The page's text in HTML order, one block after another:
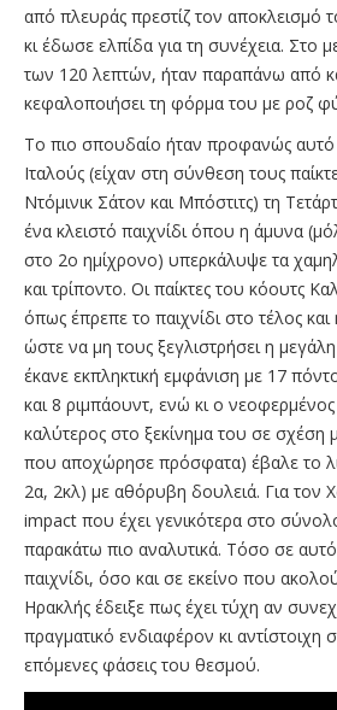
από πλευράς πρεστίζ τον αποκλεισμό
κι έδωσε ελπίδα για τη συνέχεια. Στο
των 120 λεπτών, ήταν παραπάνω από
κεφαλοποιήσει τη φόρμα του με ροζ
Το πιο σπουδαίο ήταν προφανώς αυτό
Ιταλούς (είχαν στη σύνθεση τους
Ντόμινικ Σάτον και Μπόστιτς) τη
ένα κλειστό παιχνίδι όπου η άμυνα
στο 2ο ημίχρονο) υπερκάλυψε τα
και τρίποντο. Οι παίκτες του κόουτς
όπως έπρεπε το παιχνίδι στο τέλος και
ώστε να μη τους ξεγλιστρήσει η
έκανε εκπληκτική εμφάνιση με 17
και 8 ριμπάουντ, ενώ κι ο νεοφερμένος
καλύτερος στο ξεκίνημα του σε σχέση
που αποχώρησε πρόσφατα) έβαλε το
2α, 2κλ) με αθόρυβη δουλειά. Για τον
impact που έχει γενικότερα στο
παρακάτω πιο αναλυτικά. Τόσο σε αυτό
παιχνίδι, όσο και σε εκείνο που
Ηρακλής έδειξε πως έχει τύχη αν
πραγματικό ενδιαφέρον κι αντίστοιχη
επόμενες φάσεις του θεσμού.